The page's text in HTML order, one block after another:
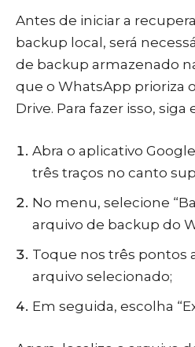
Antes de iniciar a
backup local, será
de backup armazenado
que o WhatsApp prioriza
Drive. Para fazer isso, siga
Abra o aplicativo
três traços no canto
No menu, selecione
arquivo de backup do
Toque nos três pontos
arquivo selecionado;
Em seguida, escolha